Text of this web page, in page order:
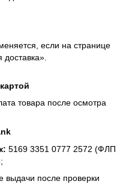
если на странице
товара после осмотра
5169 3351 0777 2572 (ФЛП
выдачи после проверки